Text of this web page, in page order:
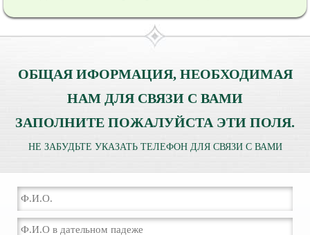
ОБЩАЯ ИФОРМАЦИЯ, НЕОБХОДИМАЯ
НАМ ДЛЯ СВЯЗИ С ВАМИ
ЗАПОЛНИТЕ ПОЖАЛУЙСТА ЭТИ ПОЛЯ.
НЕ ЗАБУДЬТЕ УКАЗАТЬ ТЕЛЕФОН ДЛЯ СВЯЗИ С ВАМИ